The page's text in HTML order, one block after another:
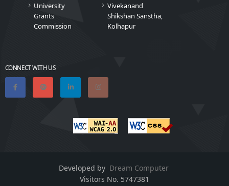
University
Grants
Commission
Vivekanand
Shikshan Sanstha,
Kolhapur
CONNECT WITH US
Developed by Dream Computer
Visitors No. 5747381